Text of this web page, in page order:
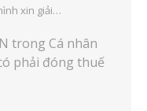
xin giải…
trong Cá nhân
phải đóng thuế